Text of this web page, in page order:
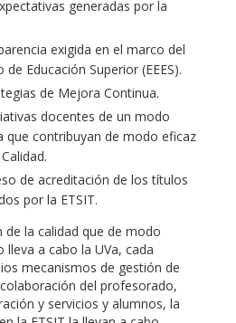
generadas por la
exigida en el marco del
de Educación Superior (EEES).
de Mejora Continua.
docentes de un modo
que contribuyan de modo eficaz
de acreditación de los títulos
por la ETSIT.
de la calidad que de modo
lleva a cabo la UVa, cada
mecanismos de gestión de
del profesorado,
y servicios y alumnos, la